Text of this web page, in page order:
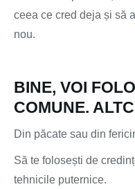
ceea ce cred deja și să
nou.
BINE, VOI
COMUNE.
Din păcate sau din
Să te folosești de
tehnicile puternice.